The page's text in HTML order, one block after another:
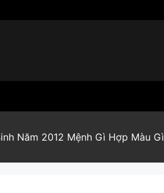
Năm 2012 Mệnh Gì Hợp Màu Gì